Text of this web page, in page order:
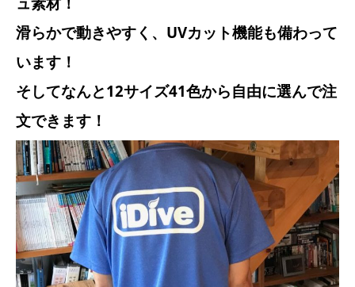
滑らかで動きやすく、UVカット機能も備わって
います！
そしてなんと12サイズ41色から自由に選んで注
文できます！